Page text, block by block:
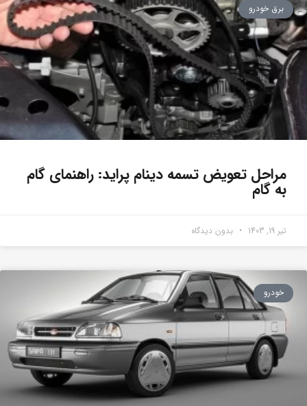
برق خودرو
مراحل تعویض تسمه دینام پراید: راهنمای گام
به گام
تیر 19, 1403 بدون دیدگاه
خودرو